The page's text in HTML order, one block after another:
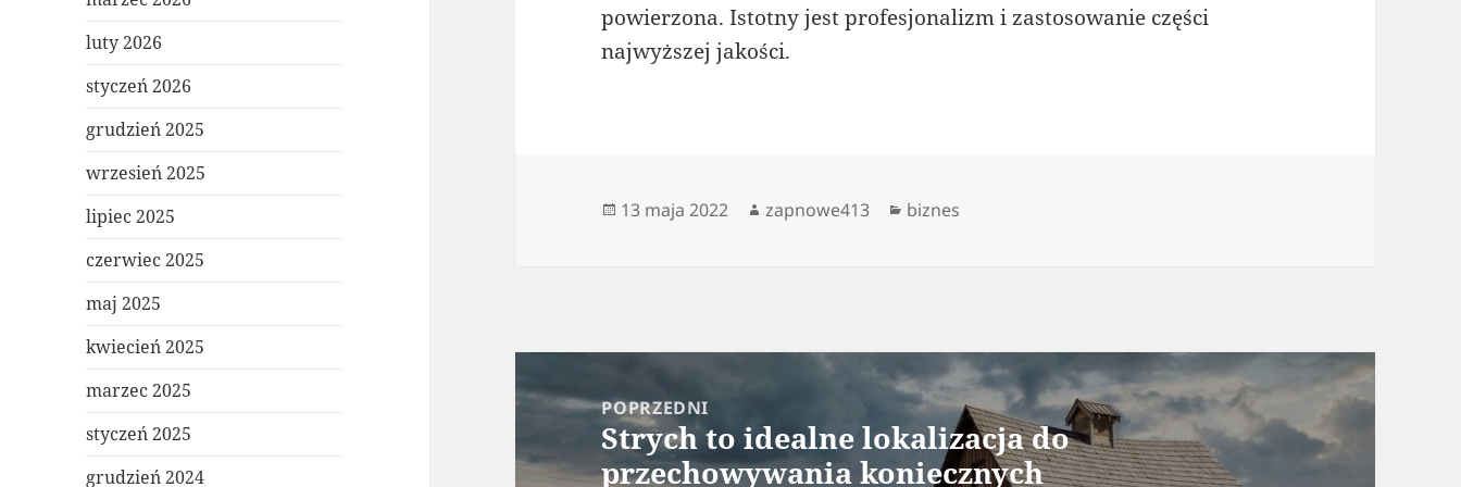
luty 2026
styczeń 2026
grudzień 2025
wrzesień 2025
lipiec 2025
czerwiec 2025
maj 2025
kwiecień 2025
marzec 2025
styczeń 2025
grudzień 2024
powierzona. Istotny jest profesjonalizm i zastosowanie części
najwyższej jakości.
Data
13 maja 2022 Autor
zapnowe413 Kategorie
biznes
wpisu
POPRZEDNI
Poprzedni
wpis:
Strych to idealne lokalizacja do
przechowywania koniecznych